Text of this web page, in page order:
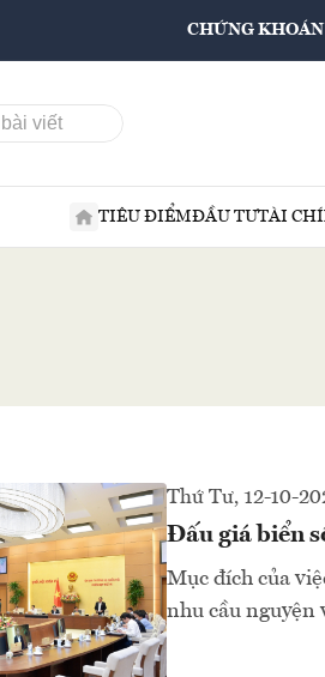
CHỨNG KHOÁN
TIÊU ĐIỂMĐẦU TƯTÀI
Thứ Tư, 12-10-
Đấu giá biển
Mục đích của
nhu cầu nguyện